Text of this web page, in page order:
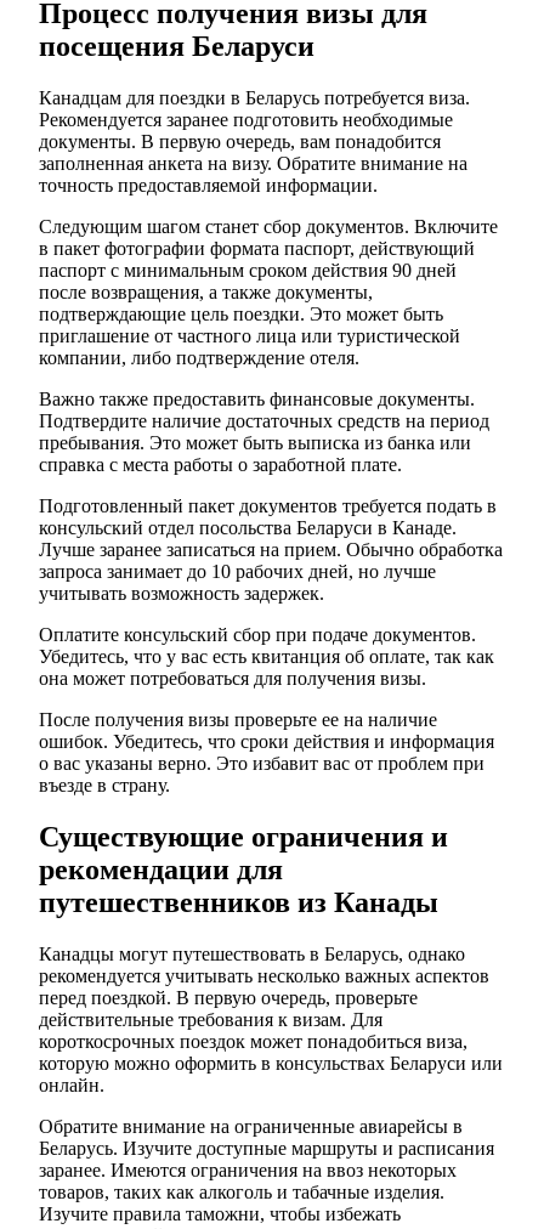
Процесс получения визы для
посещения Беларуси
Канадцам для поездки в Беларусь потребуется виза.
Рекомендуется заранее подготовить необходимые
документы. В первую очередь, вам понадобится
заполненная анкета на визу. Обратите внимание на
точность предоставляемой информации.
Следующим шагом станет сбор документов. Включите
в пакет фотографии формата паспорт, действующий
паспорт с минимальным сроком действия 90 дней
после возвращения, а также документы,
подтверждающие цель поездки. Это может быть
приглашение от частного лица или туристической
компании, либо подтверждение отеля.
Важно также предоставить финансовые документы.
Подтвердите наличие достаточных средств на период
пребывания. Это может быть выписка из банка или
справка с места работы о заработной плате.
Подготовленный пакет документов требуется подать в
консульский отдел посольства Беларуси в Канаде.
Лучше заранее записаться на прием. Обычно обработка
запроса занимает до 10 рабочих дней, но лучше
учитывать возможность задержек.
Оплатите консульский сбор при подаче документов.
Убедитесь, что у вас есть квитанция об оплате, так как
она может потребоваться для получения визы.
После получения визы проверьте ее на наличие
ошибок. Убедитесь, что сроки действия и информация
о вас указаны верно. Это избавит вас от проблем при
въезде в страну.
Существующие ограничения и
рекомендации для
путешественников из Канады
Канадцы могут путешествовать в Беларусь, однако
рекомендуется учитывать несколько важных аспектов
перед поездкой. В первую очередь, проверьте
действительные требования к визам. Для
короткосрочных поездок может понадобиться виза,
которую можно оформить в консульствах Беларуси или
онлайн.
Обратите внимание на ограниченные авиарейсы в
Беларусь. Изучите доступные маршруты и расписания
заранее. Имеются ограничения на ввоз некоторых
товаров, таких как алкоголь и табачные изделия.
Изучите правила таможни, чтобы избежать